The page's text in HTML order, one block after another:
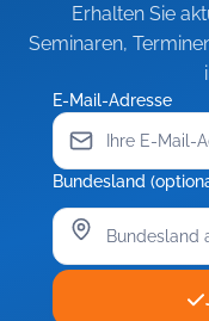
Erhalten Sie
Seminaren,
E-Mail-Adresse
Bundesland